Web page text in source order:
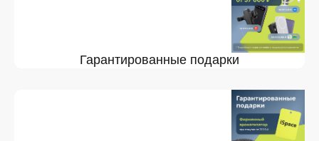
Гарантированные подарки